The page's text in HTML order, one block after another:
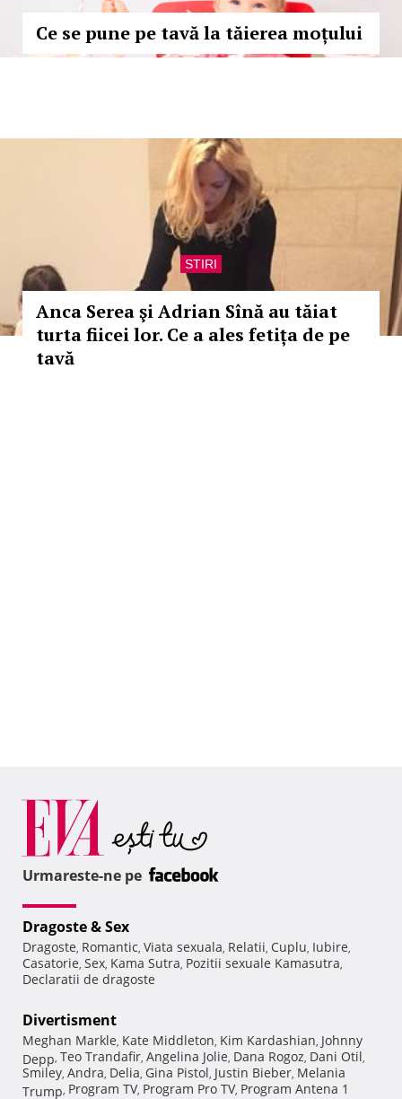
Ce se pune pe tavă la tăierea moțului
STIRI
Anca Serea şi Adrian Sînă au tăiat
turta fiicei lor. Ce a ales fetița de pe
tavă
Urmareste-ne pe
Dragoste & Sex
Dragoste, Romantic, Viata sexuala, Relatii, Cuplu, Iubire,
Casatorie, Sex, Kama Sutra, Pozitii sexuale Kamasutra,
Declaratii de dragoste
Divertisment
Meghan Markle, Kate Middleton, Kim Kardashian, Johnny
Depp, Teo Trandafir, Angelina Jolie, Dana Rogoz, Dani Otil,
Smiley, Andra, Delia, Gina Pistol, Justin Bieber, Melania
Trump, Program TV, Program Pro TV, Program Antena 1